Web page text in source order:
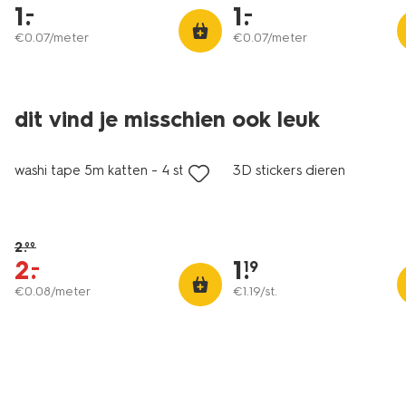
1.
–
€0.07/meter
1.
–
€0.07/meter
dit vind je misschien ook leuk
sale
washi tape 5m katten - 4 stuks
2.99
2.
–
€0.08/meter
3D stickers dieren
1.
19
€1.19/st.